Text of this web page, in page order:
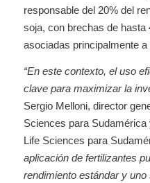
responsable del 20% del
soja, con brechas de
asociadas principalmente
“En este contexto, el uso
clave para maximizar la
Sergio Melloni, director
Sciences para
Life Sciences para
aplicación de fertilizantes
rendimiento estándar y